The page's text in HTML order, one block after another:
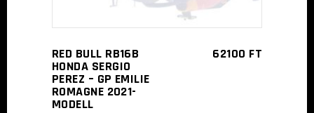
RED BULL RB16B
HONDA SERGIO
PEREZ – GP EMILIE
ROMAGNE 2021-
MODELL
62100 FT